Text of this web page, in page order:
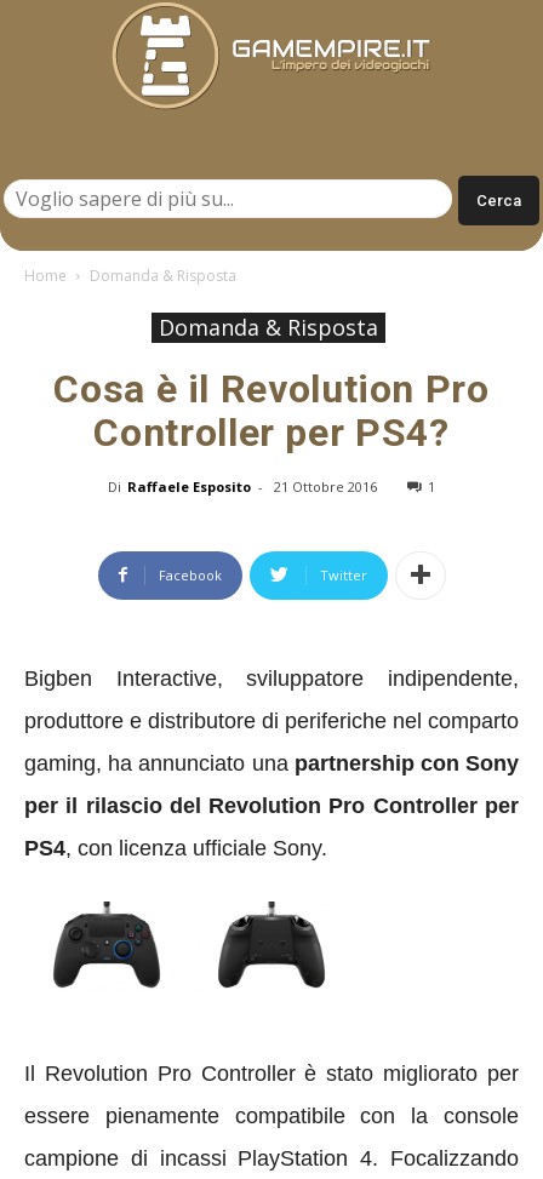
Home Domanda & Risposta
Domanda & Risposta
Cosa è il Revolution Pro
Controller per PS4?
Di Raffaele Esposito - 21 Ottobre 2016 1
Facebook Twitter
Bigben Interactive, sviluppatore indipendente,
produttore e distributore di periferiche nel comparto
gaming, ha annunciato una partnership con Sony
per il rilascio del Revolution Pro Controller per
PS4, con licenza ufficiale Sony.
Il Revolution Pro Controller è stato migliorato per
essere pienamente compatibile con la console
campione di incassi PlayStation 4. Focalizzando